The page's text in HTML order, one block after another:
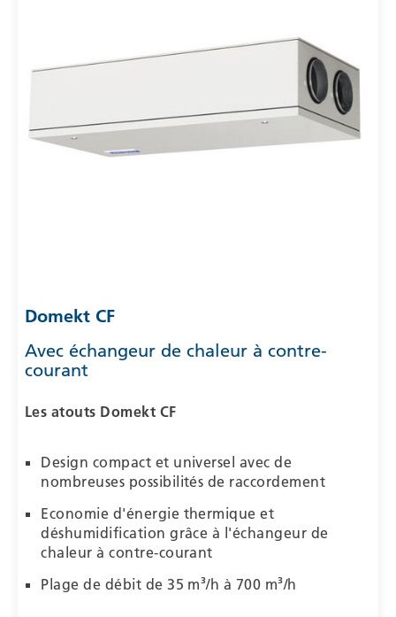
Domekt CF
Avec échangeur de chaleur à contre-
courant
Les atouts Domekt CF
Design compact et universel avec de
nombreuses possibilités de raccordement
Economie d'énergie thermique et
déshumidification grâce à l'échangeur de
chaleur à contre-courant
Plage de débit de 35 m³/h à 700 m³/h